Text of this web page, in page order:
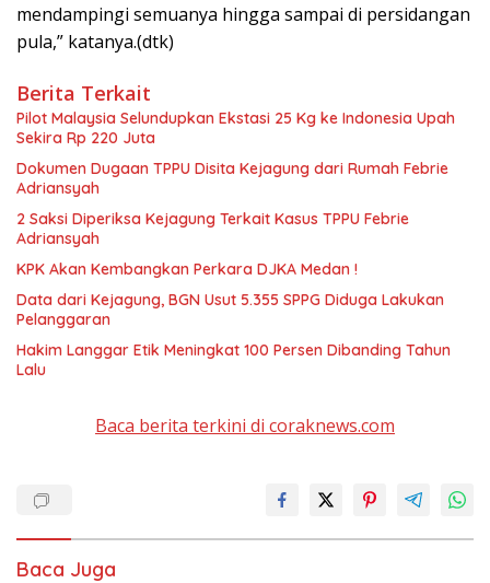
mendampingi semuanya hingga sampai di persidangan
pula,” katanya.(dtk)
Berita Terkait
Pilot Malaysia Selundupkan Ekstasi 25 Kg ke Indonesia Upah
Sekira Rp 220 Juta
Dokumen Dugaan TPPU Disita Kejagung dari Rumah Febrie
Adriansyah
2 Saksi Diperiksa Kejagung Terkait Kasus TPPU Febrie
Adriansyah
KPK Akan Kembangkan Perkara DJKA Medan !
Data dari Kejagung, BGN Usut 5.355 SPPG Diduga Lakukan
Pelanggaran
Hakim Langgar Etik Meningkat 100 Persen Dibanding Tahun
Lalu
Baca berita terkini di coraknews.com
Baca Juga